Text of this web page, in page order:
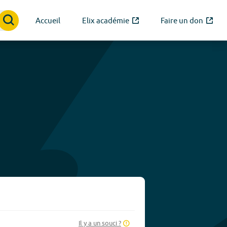
Accueil Elix académie Faire un don
Il y a un souci ?